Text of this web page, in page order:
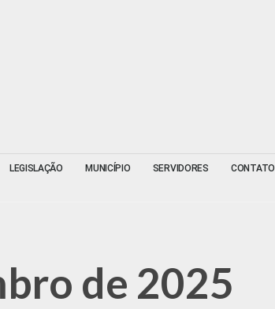
LEGISLAÇÃO MUNICÍPIO SERVIDORES CONTATO
de 2025